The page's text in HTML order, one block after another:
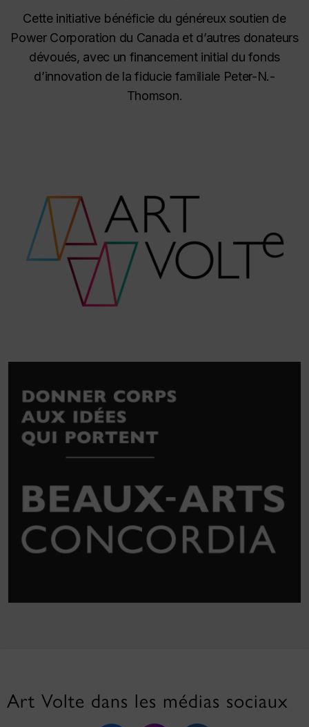
Cette initiative bénéficie du généreux soutien de
Power Corporation du Canada et d’autres donateurs
dévoués, avec un financement initial du fonds
d’innovation de la fiducie familiale Peter-N.-
Thomson.
Art Volte dans les médias sociaux